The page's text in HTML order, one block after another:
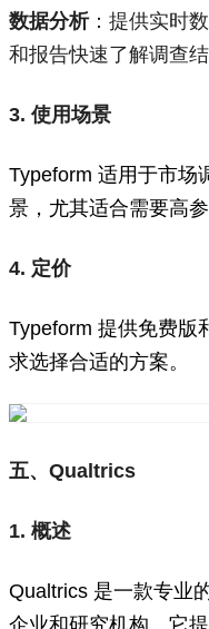
数据分析：提供实时
和报告快速了解调查结
3. 使用场景
Typeform 适用于市场
景，尤其适合需要高参
4. 定价
Typeform 提供免费版
求选择合适的方案。
五、Qualtrics
1. 概述
Qualtrics 是一款专业
企业和研究机构。它